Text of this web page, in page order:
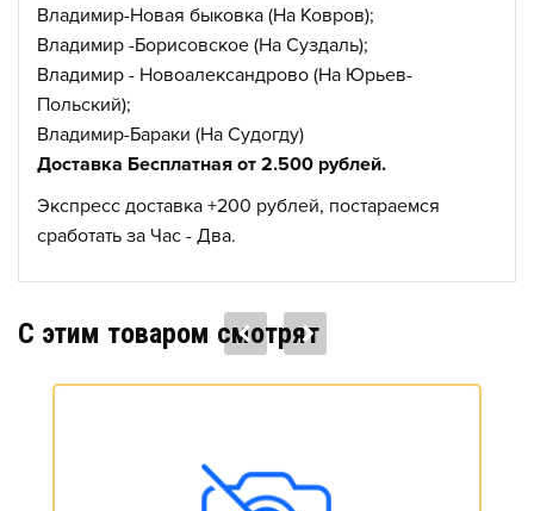
Владимир-Новая быковка (На Ковров);
Владимир -Борисовское (На Суздаль);
Владимир - Новоалександрово (На Юрьев-
Польский);
Владимир-Бараки (На Судогду)
Доставка Бесплатная от 2.500 рублей.
Экспресс доставка +200 рублей, постараемся
сработать за Час - Два.
C этим товаром смотрят